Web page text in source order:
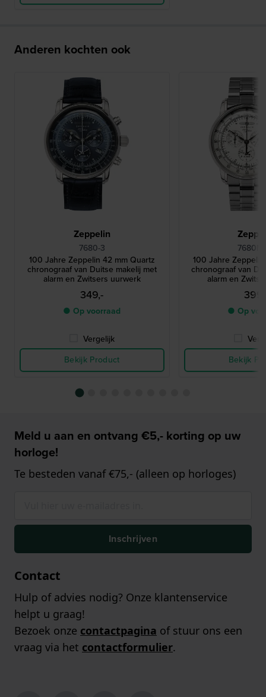
Anderen kochten ook
Zeppelin
7680-3
100 Jahre Zeppelin 42 mm Quartz
chronograaf van Duitse makelij met
alarm en Zwitsers uurwerk
349,-
● Op voorraad
Vergelijk
Bekijk Product
100 Jahre
chronograaf van
alarm en
● Op
Bekijk
Meld u aan en ontvang €5,- korting op uw
horloge!
Te besteden vanaf €75,- (alleen op horloges)
Inschrijven
Contact
Hulp of advies nodig? Onze klantenservice
helpt u graag!
Bezoek onze contactpagina of stuur ons een
vraag via het contactformulier.